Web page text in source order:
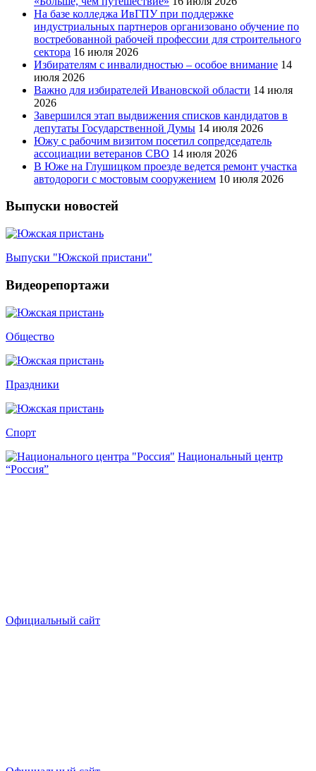
На базе колледжа ИвГПУ при поддержке
индустриальных партнеров организовано обучение по
востребованной рабочей профессии для строительного
сектора 16 июля 2026
Избирателям с инвалидностью – особое внимание 14
июля 2026
Важно для избирателей Ивановской области 14 июля
2026
Завершился этап выдвижения списков кандидатов в
депутаты Государственной Думы 14 июля 2026
Южу с рабочим визитом посетил сопредседатель
ассоциации ветеранов СВО 14 июля 2026
В Юже на Глушицком проезде ведется ремонт участка
автодороги с мостовым сооружением 10 июля 2026
Выпуски новостей
Выпуски "Южской пристани"
Видеорепортажи
Общество
Праздники
Спорт
Национальный центр
“Россия”
Официальный сайт